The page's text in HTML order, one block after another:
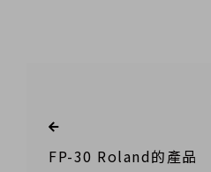
FP-30 Roland的產品